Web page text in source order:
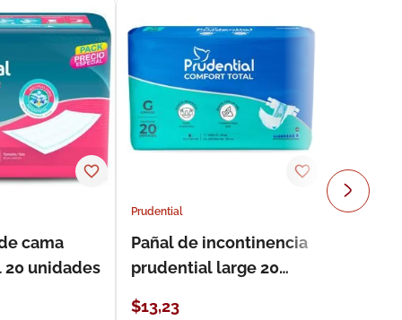
cama
unidades
Prudential
Pañal de incontinencia
prudential large 20
$13,23